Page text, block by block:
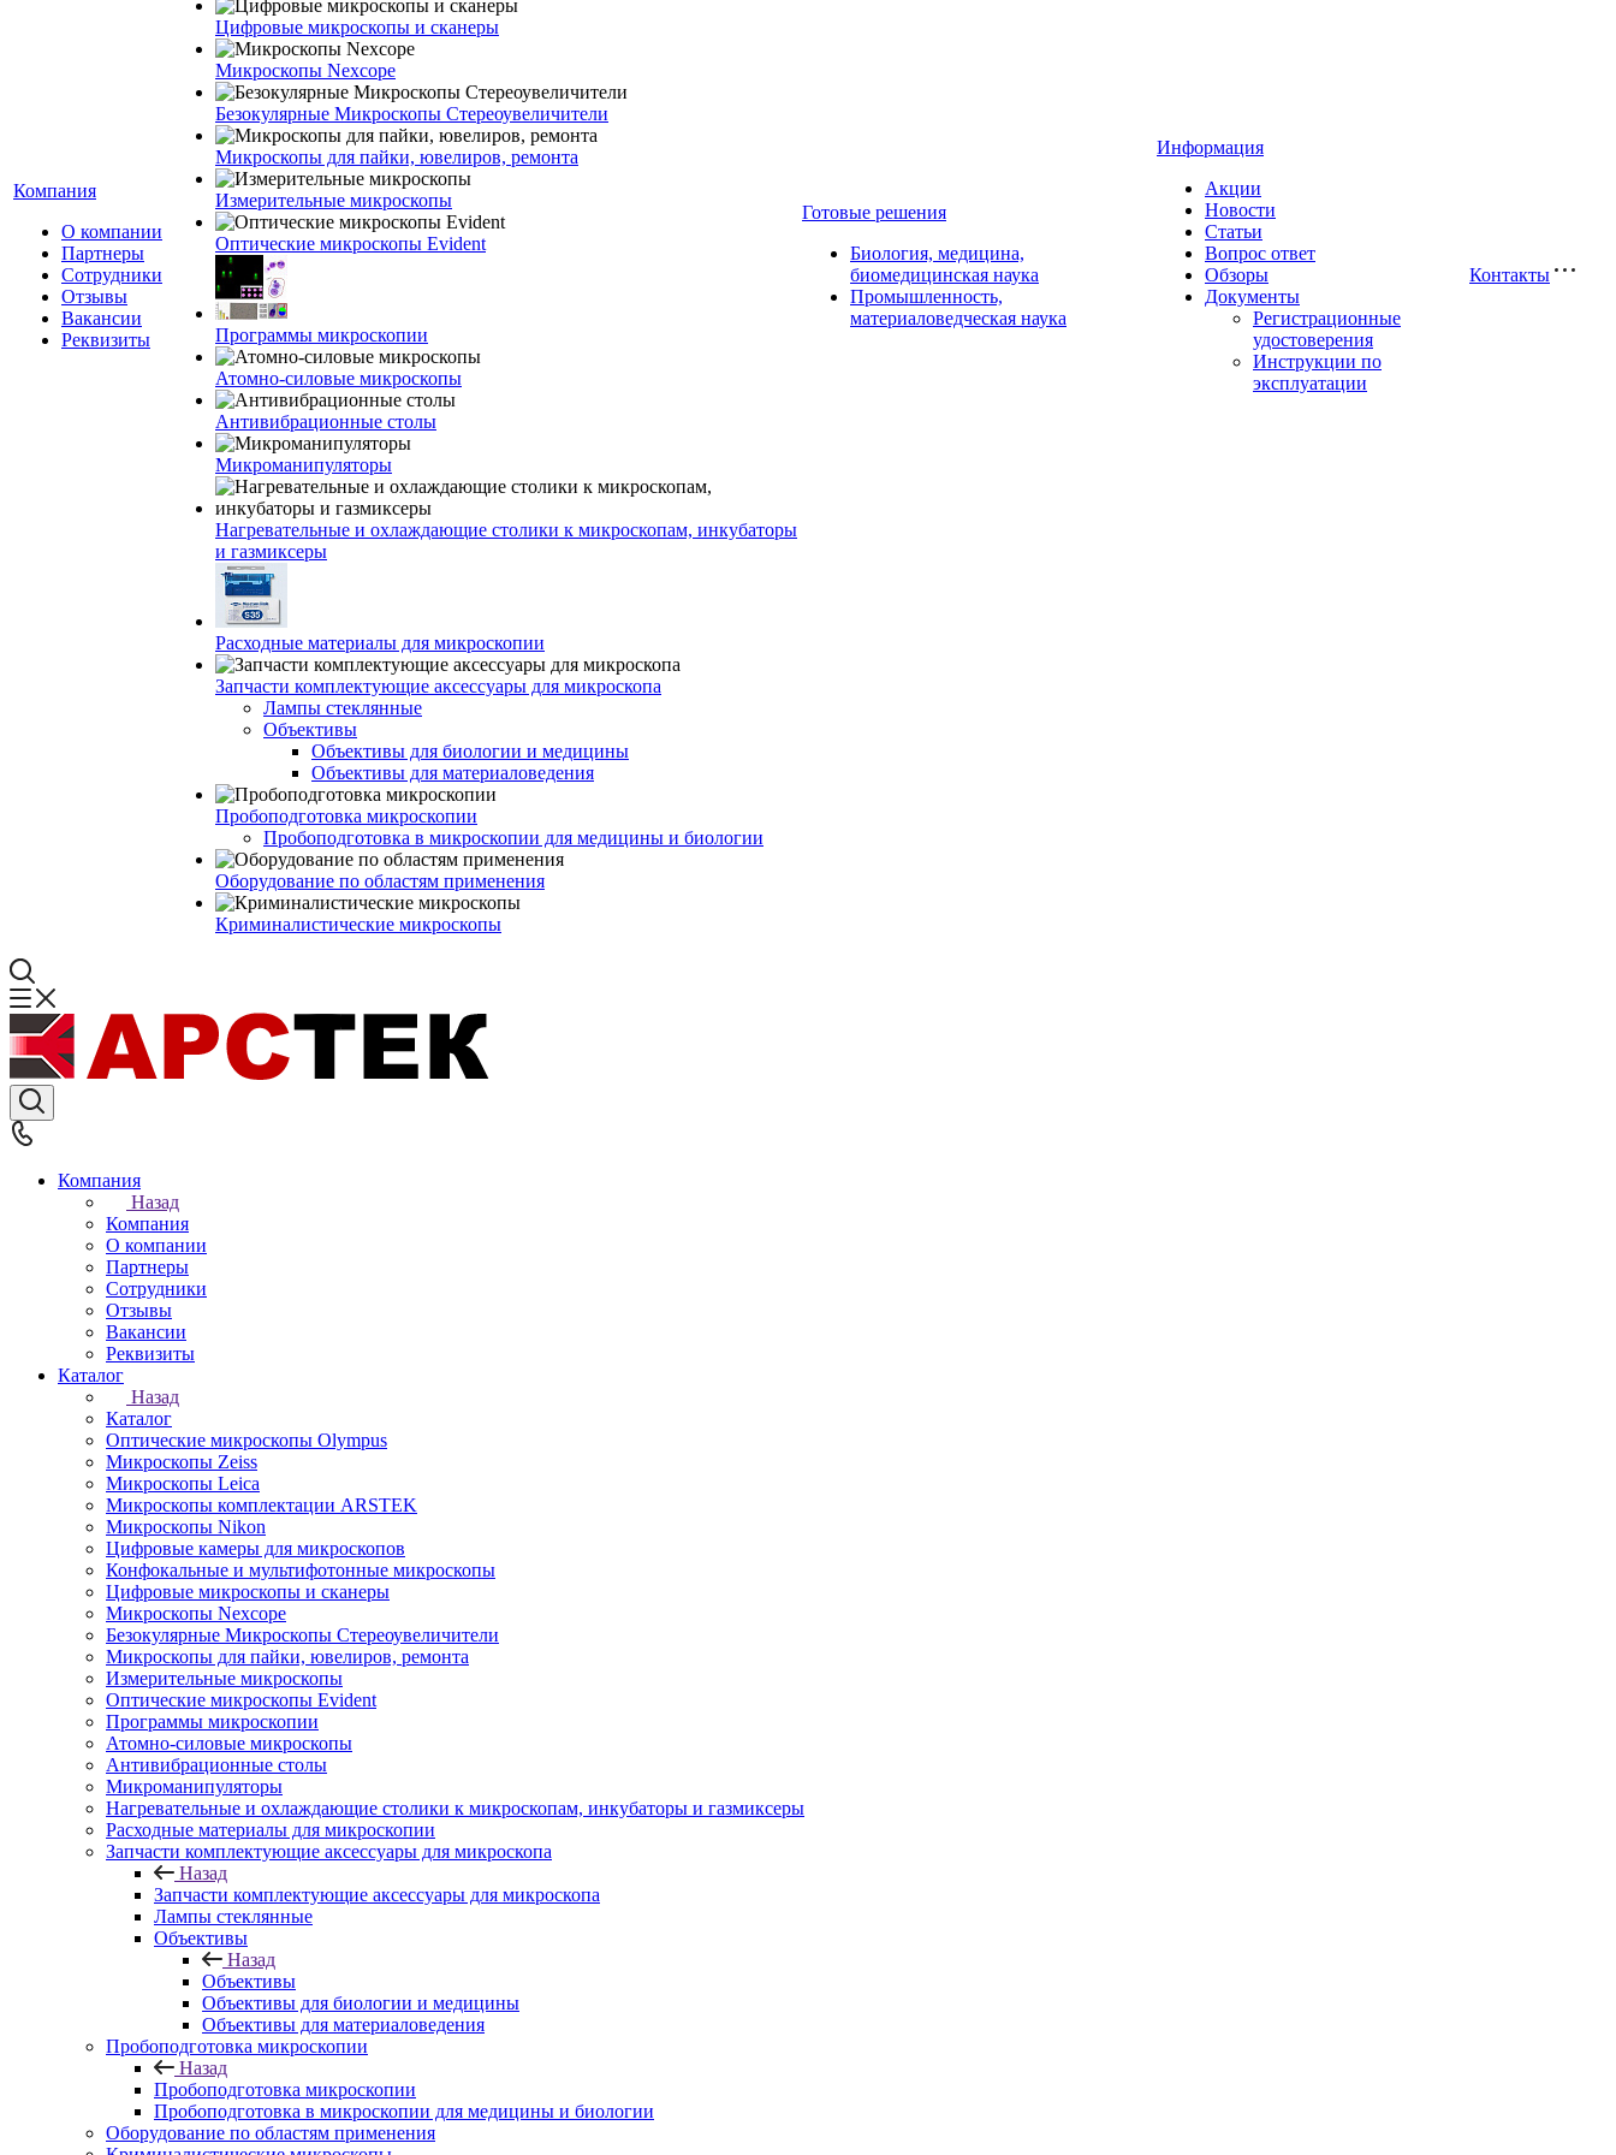
Компания
О компании
Партнеры
Сотрудники
Отзывы
Вакансии
Реквизиты
Цифровые микроскопы и сканеры
Микроскопы Nexcope
Безокулярные Микроскопы Стереоувеличители
Микроскопы для пайки, ювелиров, ремонта
Измерительные микроскопы
Оптические микроскопы Evident
Программы микроскопии
Атомно-силовые микроскопы
Антивибрационные столы
Микроманипуляторы
Нагревательные и охлаждающие столики к микроскопам, инкубаторы
и газмиксеры
Расходные материалы для микроскопии
Запчасти комплектующие аксессуары для микроскопа
Лампы стеклянные
Объективы
Объективы для биологии и медицины
Объективы для материаловедения
Пробоподготовка микроскопии
Пробоподготовка в микроскопии для медицины и биологии
Оборудование по областям применения
Криминалистические микроскопы
Готовые решения
Биология, медицина,
биомедицинская наука
Промышленность,
материаловедческая наука
Информация
Акции
Новости
Статьи
Вопрос ответ
Обзоры
Документы
Регистрационные
удостоверения
Инструкции по
эксплуатации
Контакты
Компания
Назад
Компания
О компании
Партнеры
Сотрудники
Отзывы
Вакансии
Реквизиты
Каталог
Назад
Каталог
Оптические микроскопы Olympus
Микроскопы Zeiss
Микроскопы Leica
Микроскопы комплектации ARSTEK
Микроскопы Nikon
Цифровые камеры для микроскопов
Конфокальные и мультифотонные микроскопы
Цифровые микроскопы и сканеры
Микроскопы Nexcope
Безокулярные Микроскопы Стереоувеличители
Микроскопы для пайки, ювелиров, ремонта
Измерительные микроскопы
Оптические микроскопы Evident
Программы микроскопии
Атомно-силовые микроскопы
Антивибрационные столы
Микроманипуляторы
Нагревательные и охлаждающие столики к микроскопам, инкубаторы и газмиксеры
Расходные материалы для микроскопии
Запчасти комплектующие аксессуары для микроскопа
Назад
Запчасти комплектующие аксессуары для микроскопа
Лампы стеклянные
Объективы
Назад
Объективы
Объективы для биологии и медицины
Объективы для материаловедения
Пробоподготовка микроскопии
Назад
Пробоподготовка микроскопии
Пробоподготовка в микроскопии для медицины и биологии
Оборудование по областям применения